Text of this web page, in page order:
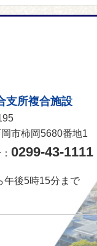
支所複合施設
市柿岡5680番地1
0299-43-1111
午後5時15分まで